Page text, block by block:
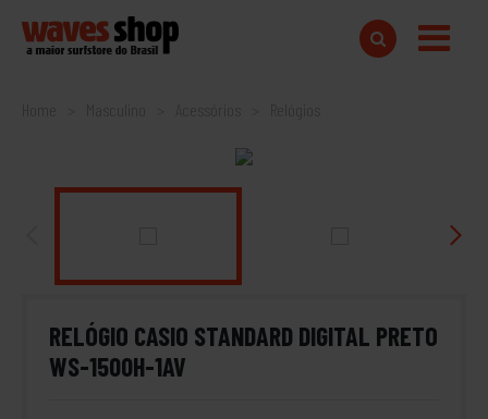
Home
RELÓGIO CASIO STANDARD DIGITAL PRETO
WS-1500H-1AV